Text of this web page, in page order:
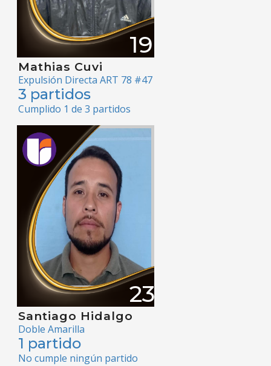
19
Mathias Cuvi
Expulsión Directa ART 78 #47
3 partidos
Cumplido 1 de 3 partidos
23
Santiago Hidalgo
Doble Amarilla
1 partido
No cumple ningún partido